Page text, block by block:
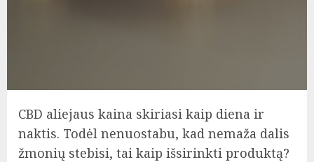
CBD aliejaus kaina skiriasi kaip diena ir
naktis. Todėl nenuostabu, kad nemaža dalis
žmonių stebisi, tai kaip išsirinkti produktą?